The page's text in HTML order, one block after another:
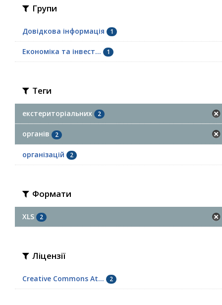
Групи
Довідкова інформація 1
Економіка та інвест... 1
Теги
екстериторіальних 2
органів 2
організацій 2
Формати
XLS 2
Ліцензії
Creative Commons At... 2